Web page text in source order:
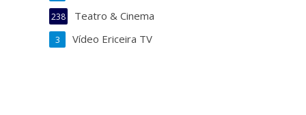
Teatro & Cinema
238
Vídeo Ericeira TV
3